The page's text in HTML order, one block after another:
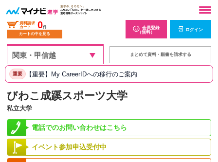
資料請求
カート
0件
カートの中を見る
会員登録
（無料）
ログイン
まとめて資料・願書を請求する
重要 【重要】My CareerIDへの移行のご案内
びわこ成蹊スポーツ大学
私立大学
電話でのお問い合わせはこちら
イベント参加申込受付中